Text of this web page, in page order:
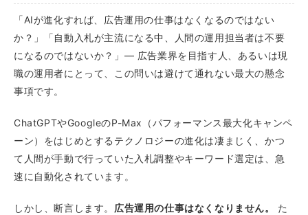
「AIが進化すれば、広告運用の仕事はなくなるのではない
か？」「自動入札が主流になる中、人間の運用担当者は不要
になるのではないか？」— 広告業界を目指す人、あるいは現
職の運用者にとって、この問いは避けて通れない最大の懸念
事項です。
ChatGPTやGoogleのP-Max（パフォーマンス最大化キャンペ
ーン）をはじめとするテクノロジーの進化は凄まじく、かつ
て人間が手動で行っていた入札調整やキーワード選定は、急
速に自動化されています。
しかし、断言します。 広告運用の仕事はなくなりません。
た